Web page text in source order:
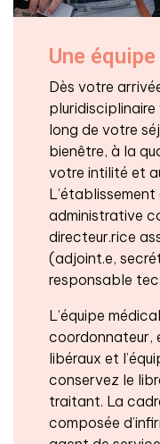
Une
Dès votre
long de votre
bienêtre, à la
votre intilité et
administrative
directeur.rice
(adjoint.e,
responsable
L’équipe
coordonnateur,
libéraux et
conservez le
traitant. La
composée